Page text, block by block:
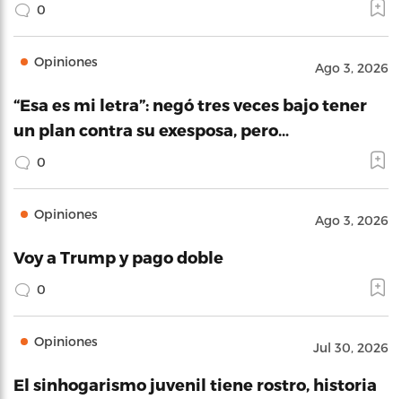
0
Opiniones Ago 3, 2026
“Esa es mi letra”: negó tres veces bajo tener
un plan contra su exesposa, pero…
0
Opiniones Ago 3, 2026
Voy a Trump y pago doble
0
Opiniones Jul 30, 2026
El sinhogarismo juvenil tiene rostro, historia